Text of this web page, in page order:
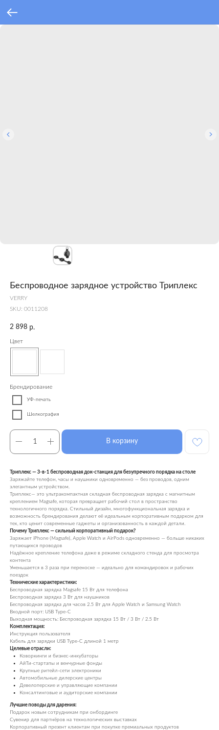
Беспроводное зарядное устройство Триплекс
VERRY
SKU: 0011208
2 898 р.
Цвет
Брендирование
УФ-печать
Шелкография
В корзину
Триплекс — 3-в-1 беспроводная док-станция для безупречного порядка на столе
Заряжайте телефон, часы и наушники одновременно — без проводов, одним
элегантным устройством.
Триплекс— это ультракомпактная складная беспроводная зарядка с магнитным
креплением Magsafe, которая превращает рабочий стол в пространство
технологичного порядка. Стильный дизайн, многофункциональная зарядка и
возможность брендирования делают её идеальным корпоративным подарком для
тех, кто ценит современные гаджеты и организованность в каждой детали.
Почему Триплекс — сильный корпоративный подарок?
Заряжает iPhone (Magsafe), Apple Watch и AirPods одновременно — больше никаких
путающихся проводов
Надёжное крепление телефона даже в режиме складного стенда для просмотра
контента
Уменьшается в 3 раза при переноске — идеально для командировок и рабочих
поездок
Технические характеристики:
Беспроводная зарядка Magsafe 15 Вт для телефона
Беспроводная зарядка 3 Вт для наушников
Беспроводная зарядка для часов 2.5 Вт для Apple Watch и Samsung Watch
Входной порт: USB Type-C
Выходная мощность: Беспроводная зарядка 15 Вт / 3 Вт / 2.5 Вт
Комплектация:
Инструкция пользователя
Кабель для зарядки USB Type-C длиной 1 метр
Целевые отрасли:
Коворкинги и бизнес-инкубаторы
АйТи-стартапы и венчурные фонды
Крупные ритейл-сети электроники
Автомобильные дилерские центры
Девелоперские и управляющие компании
Консалтинговые и аудиторские компании
Лучшие поводы для дарения:
Подарок новым сотрудникам при онбординге
Сувенир для партнёров на технологических выставках
Корпоративный презент клиентам при покупке премиальных продуктов